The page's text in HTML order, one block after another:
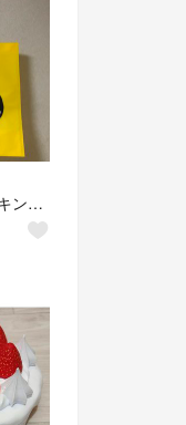
【ノベルティ】チキンラーメン ひよこちゃん マチありエコバッグ